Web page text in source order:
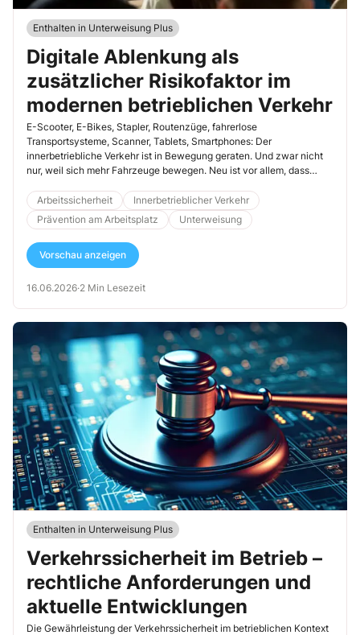
Enthalten in Unterweisung Plus
Digitale Ablenkung als
zusätzlicher Risikofaktor im
modernen betrieblichen Verkehr
E-Scooter, E-Bikes, Stapler, Routenzüge, fahrerlose
Transportsysteme, Scanner, Tablets, Smartphones: Der
innerbetriebliche Verkehr ist in Bewegung geraten. Und zwar nicht
nur, weil sich mehr Fahrzeuge bewegen. Neu ist vor allem, dass
Geschwindigkeiten, Wahrnehmungen und Erwartungen
aufeinandertreffen. Für die Unterweisung bedeutet das: Beschäftigte
müssen Verkehrssituationen heute anders lesen lernen und bewusst
ihre Aufmerksamkeit lenken.
Arbeitssicherheit
Innerbetrieblicher Verkehr
Prävention am Arbeitsplatz
Unterweisung
Vorschau anzeigen
16.06.2026·2 Min Lesezeit
Enthalten in Unterweisung Plus
Verkehrssicherheit im Betrieb –
rechtliche Anforderungen und
aktuelle Entwicklungen
Die Gewährleistung der Verkehrssicherheit im betrieblichen Kontext